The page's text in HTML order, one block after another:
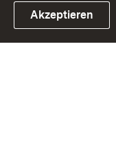
Link zum
Akzeptieren